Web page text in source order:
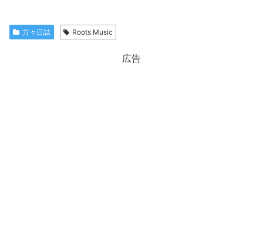
方々日誌 Roots Music
広告